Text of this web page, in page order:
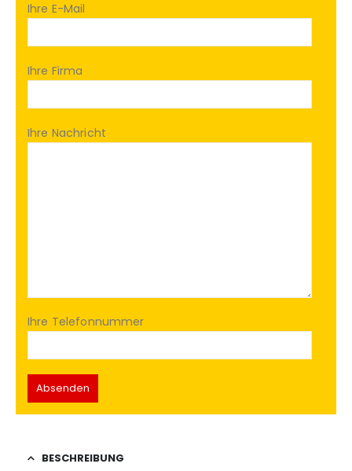
Ihre E-Mail
Ihre Firma
Ihre Nachricht
Ihre Telefonnummer
BESCHREIBUNG